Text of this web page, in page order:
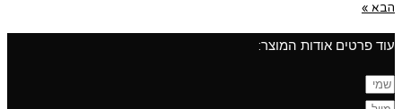
הבא »
עוד פרטים אודות המוצר: